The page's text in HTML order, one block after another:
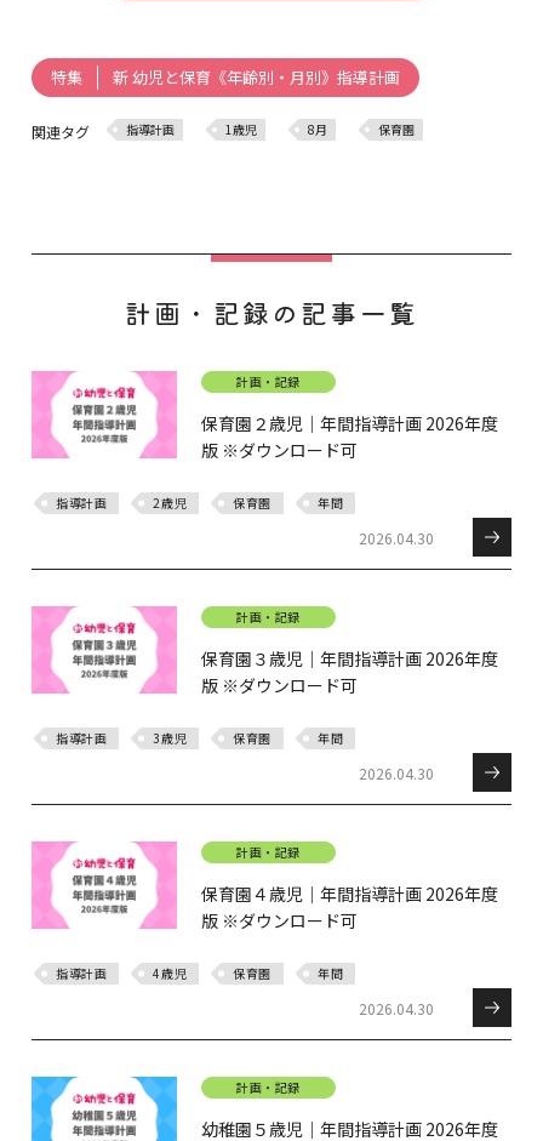
特集 新 幼児と保育《年齢別・月別》指導計画
関連タグ 指導計画 1歳児 8月 保育園
計画・記録の記事一覧
計画・記録
保育園２歳児｜年間指導計画 2026年度
版 ※ダウンロード可
指導計画 2歳児 保育園 年間
2026.04.30
計画・記録
保育園３歳児｜年間指導計画 2026年度
版 ※ダウンロード可
指導計画 3歳児 保育園 年間
2026.04.30
計画・記録
保育園４歳児｜年間指導計画 2026年度
版 ※ダウンロード可
指導計画 4歳児 保育園 年間
2026.04.30
計画・記録
幼稚園５歳児｜年間指導計画 2026年度